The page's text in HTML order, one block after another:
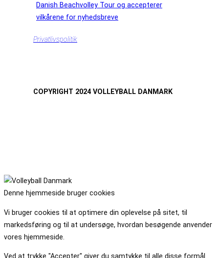
Danish Beachvolley Tour og accepterer
vilkårene for nyhedsbreve
Privatlivspolitik
COPYRIGHT 2024 VOLLEYBALL DANMARK
Denne hjemmeside bruger cookies
Vi bruger cookies til at optimere din oplevelse på sitet, til
markedsføring og til at undersøge, hvordan besøgende anvender
vores hjemmeside.
Ved at trykke "Accepter" giver du samtykke til alle disse formål.